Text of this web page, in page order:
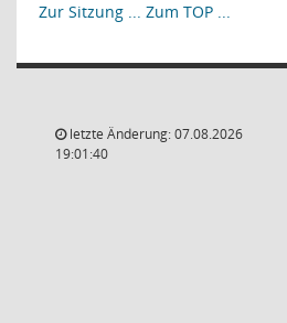
Zur Sitzung ... Zum TOP ...
letzte Änderung: 07.08.2026
19:01:40